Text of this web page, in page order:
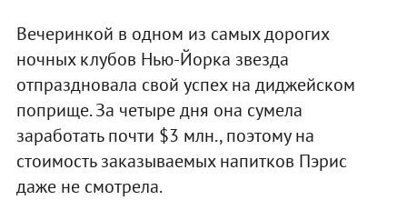
Вечеринкой в одном из самых дорогих
ночных клубов Нью-Йорка звезда
отпраздновала свой успех на диджейском
поприще. За четыре дня она сумела
заработать почти $3 млн., поэтому на
стоимость заказываемых напитков Пэрис
даже не смотрела.